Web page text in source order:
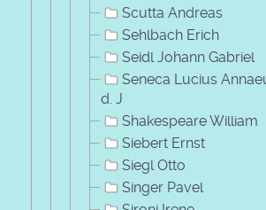
Scutta Andreas
Sehlbach Erich
Seidl Johann Gabriel
Seneca Lucius
d. J
Shakespeare William
Siebert Ernst
Siegl Otto
Singer Pavel